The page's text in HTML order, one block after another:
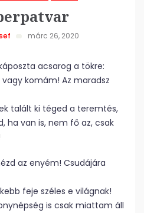
márc 26, 2020
acsarog a tökre:
komám! Az maradsz
talált ki téged a teremtés,
ha van is, nem fő az, csak
az enyém! Csudájára
feje széles e világnak!
is csak miattam áll